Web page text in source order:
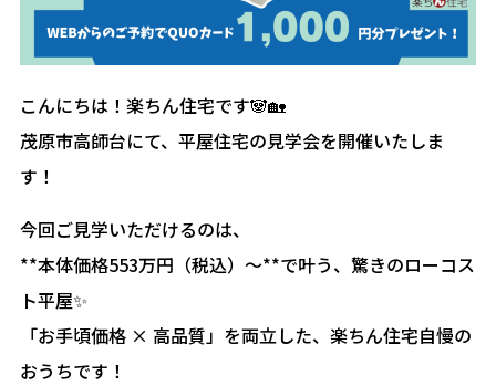
こんにちは！楽ちん住宅です🐼🏡
茂原市高師台にて、平屋住宅の見学会を開催いたしま
す！
今回ご見学いただけるのは、
**本体価格553万円（税込）〜**で叶う、驚きのローコス
ト平屋✨
「お手頃価格 × 高品質」を両立した、楽ちん住宅自慢の
おうちです！